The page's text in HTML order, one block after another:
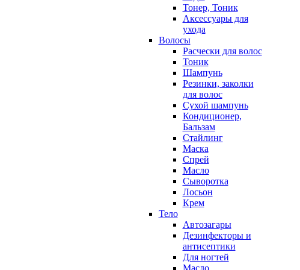
Тонер, Тоник
Аксессуары для
ухода
Волосы
Расчески для волос
Тоник
Шампунь
Резинки, заколки
для волос
Сухой шампунь
Кондиционер,
Бальзам
Стайлинг
Маска
Спрей
Масло
Сыворотка
Лосьон
Крем
Тело
Автозагары
Дезинфекторы и
антисептики
Для ногтей
Масло